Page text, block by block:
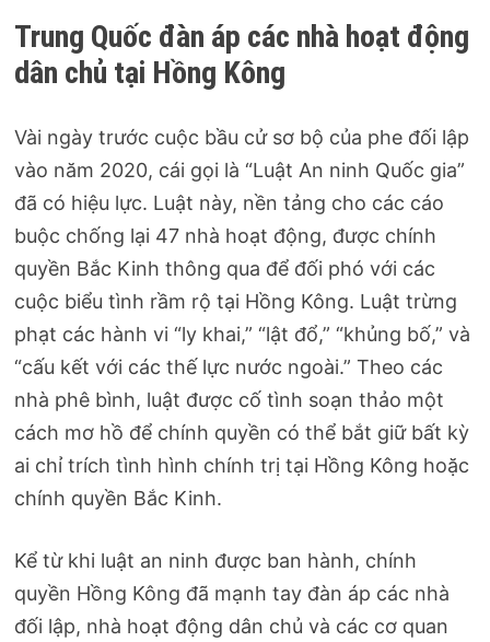
Trung Quốc đàn áp các nhà hoạt động
dân chủ tại Hồng Kông
Vài ngày trước cuộc bầu cử sơ bộ của phe đối lập
vào năm 2020, cái gọi là “Luật An ninh Quốc gia”
đã có hiệu lực. Luật này, nền tảng cho các cáo
buộc chống lại 47 nhà hoạt động, được chính
quyền Bắc Kinh thông qua để đối phó với các
cuộc biểu tình rầm rộ tại Hồng Kông. Luật trừng
phạt các hành vi “ly khai,” “lật đổ,” “khủng bố,” và
“cấu kết với các thế lực nước ngoài.” Theo các
nhà phê bình, luật được cố tình soạn thảo một
cách mơ hồ để chính quyền có thể bắt giữ bất kỳ
ai chỉ trích tình hình chính trị tại Hồng Kông hoặc
chính quyền Bắc Kinh.
Kể từ khi luật an ninh được ban hành, chính
quyền Hồng Kông đã mạnh tay đàn áp các nhà
đối lập, nhà hoạt động dân chủ và các cơ quan